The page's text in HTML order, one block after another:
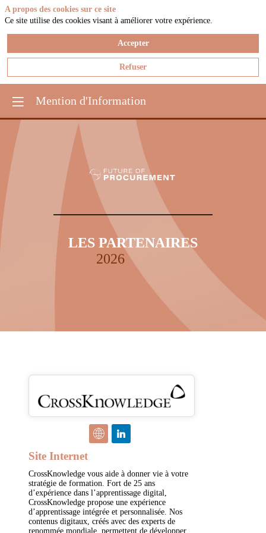
Mention d'Information
LES PARTENAIRES
2026
Site Internet
CrossKnowledge vous aide à donner vie à votre
stratégie de formation. Fort de 25 ans
d’expérience dans l’apprentissage digital,
CrossKnowledge propose une expérience
d’apprentissage intégrée et personnalisée. Nos
contenus digitaux, créés avec des experts de
renommée mondiale, permettent de développer
A propos des cookies sur ce site
Ce site utilise des cookies visant à améliorer votre expérience.
Accepter
Refuser